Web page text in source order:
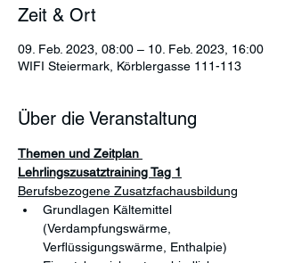
Zeit & Ort
09. Feb. 2023, 08:00 – 10. Feb. 2023, 16:00
WIFI Steiermark, Körblergasse 111-113
Über die Veranstaltung
Themen und Zeitplan
Lehrlingszusatztraining Tag 1
Berufsbezogene Zusatzfachausbildung
Grundlagen Kältemittel
(Verdampfungswärme,
Verflüssigungswärme, Enthalpie)